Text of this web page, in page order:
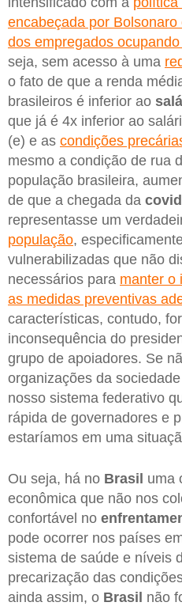
encabeçada por
dos empregados
seja, sem acesso à uma
o fato de que a renda
brasileiros é inferior ao
que já é 4x inferior ao
(e) e as condições
mesmo a condição de rua
população brasileira,
de que a chegada da
representasse um
população,
vulnerabilizadas que não
necessários para manter o
as medidas preventivas
características, contudo,
inconsequência do
grupo de apoiadores. Se
organizações da
nosso sistema federativo
rápida de governadores e
estaríamos em uma
Ou seja, há no Brasil uma
econômica que não nos
confortável no
pode ocorrer nos países
sistema de saúde e níveis
precarização das
ainda assim, o Brasil não